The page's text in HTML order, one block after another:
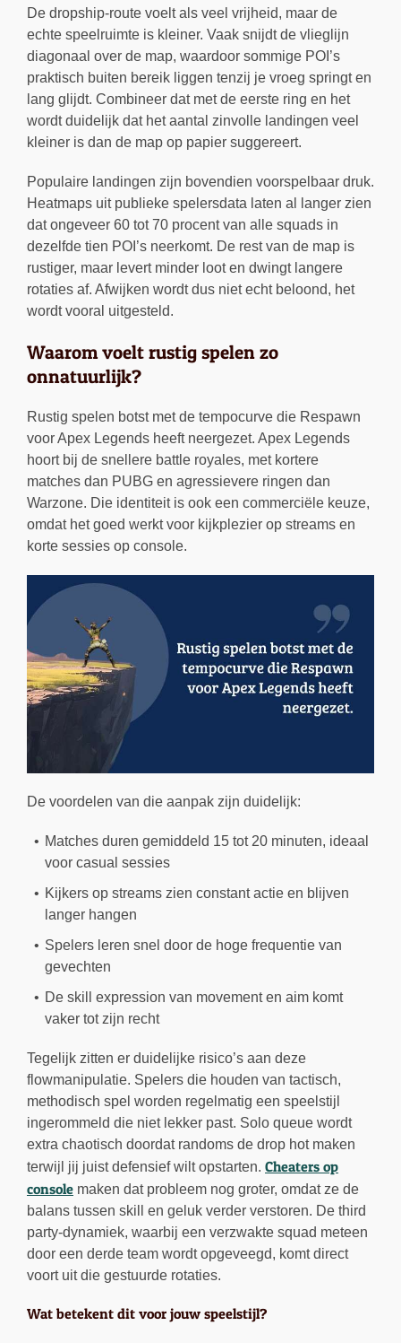
De dropship-route voelt als veel vrijheid, maar de
echte speelruimte is kleiner. Vaak snijdt de vlieglijn
diagonaal over de map, waardoor sommige POI’s
praktisch buiten bereik liggen tenzij je vroeg springt en
lang glijdt. Combineer dat met de eerste ring en het
wordt duidelijk dat het aantal zinvolle landingen veel
kleiner is dan de map op papier suggereert.
Populaire landingen zijn bovendien voorspelbaar druk.
Heatmaps uit publieke spelersdata laten al langer zien
dat ongeveer 60 tot 70 procent van alle squads in
dezelfde tien POI’s neerkomt. De rest van de map is
rustiger, maar levert minder loot en dwingt langere
rotaties af. Afwijken wordt dus niet echt beloond, het
wordt vooral uitgesteld.
Waarom voelt rustig spelen zo
onnatuurlijk?
Rustig spelen botst met de tempocurve die Respawn
voor Apex Legends heeft neergezet. Apex Legends
hoort bij de snellere battle royales, met kortere
matches dan PUBG en agressievere ringen dan
Warzone. Die identiteit is ook een commerciële keuze,
omdat het goed werkt voor kijkplezier op streams en
korte sessies op console.
De voordelen van die aanpak zijn duidelijk:
Matches duren gemiddeld 15 tot 20 minuten, ideaal
voor casual sessies
Kijkers op streams zien constant actie en blijven
langer hangen
Spelers leren snel door de hoge frequentie van
gevechten
De skill expression van movement en aim komt
vaker tot zijn recht
Tegelijk zitten er duidelijke risico’s aan deze
flowmanipulatie. Spelers die houden van tactisch,
methodisch spel worden regelmatig een speelstijl
ingerommeld die niet lekker past. Solo queue wordt
extra chaotisch doordat randoms de drop hot maken
terwijl jij juist defensief wilt opstarten. Cheaters op
console maken dat probleem nog groter, omdat ze de
balans tussen skill en geluk verder verstoren. De third
party-dynamiek, waarbij een verzwakte squad meteen
door een derde team wordt opgeveegd, komt direct
voort uit die gestuurde rotaties.
Wat betekent dit voor jouw speelstijl?